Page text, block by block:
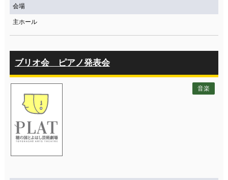
会場
主ホール
ブリオ会 ピアノ発表会
音楽